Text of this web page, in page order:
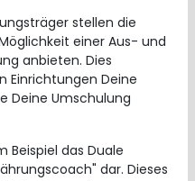
stellen die
einer Aus- und
anbieten. Dies
Einrichtungen Deine
Deine Umschulung
Beispiel das Duale
dar. Dieses